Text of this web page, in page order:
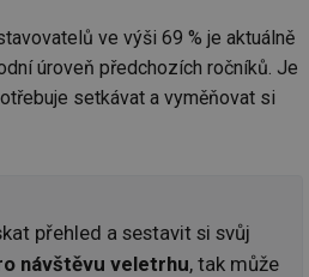
ve výši 69 % je aktuálně
úroveň předchozích ročníků. Je
setkávat a vyměňovat si
přehled a sestavit si svůj
návštěvu veletrhu, tak může